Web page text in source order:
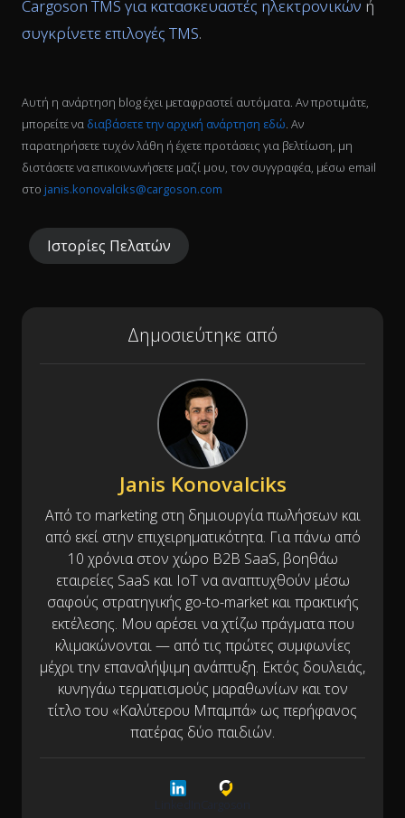
Cargoson TMS για κατασκευαστές ηλεκτρονικών ή
συγκρίνετε επιλογές TMS.
Αυτή η ανάρτηση blog έχει μεταφραστεί αυτόματα. Αν προτιμάτε,
μπορείτε να διαβάσετε την αρχική ανάρτηση εδώ. Αν
παρατηρήσετε τυχόν λάθη ή έχετε προτάσεις για βελτίωση, μη
διστάσετε να επικοινωνήσετε μαζί μου, τον συγγραφέα, μέσω email
στο janis.konovalciks@cargoson.com
Ιστορίες Πελατών
Δημοσιεύτηκε από
Janis Konovalciks
Από το marketing στη δημιουργία πωλήσεων και
από εκεί στην επιχειρηματικότητα. Για πάνω από
10 χρόνια στον χώρο B2B SaaS, βοηθάω
εταιρείες SaaS και IoT να αναπτυχθούν μέσω
σαφούς στρατηγικής go-to-market και πρακτικής
εκτέλεσης. Μου αρέσει να χτίζω πράγματα που
κλιμακώνονται — από τις πρώτες συμφωνίες
μέχρι την επαναλήψιμη ανάπτυξη. Εκτός δουλειάς,
κυνηγάω τερματισμούς μαραθωνίων και τον
τίτλο του «Καλύτερου Μπαμπά» ως περήφανος
πατέρας δύο παιδιών.